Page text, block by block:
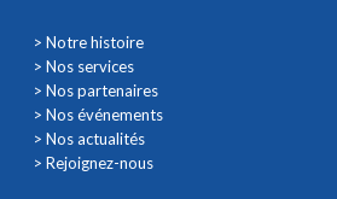
> Notre histoire
> Nos services
> Nos partenaires
> Nos événements
> Nos actualités
> Rejoignez-nous